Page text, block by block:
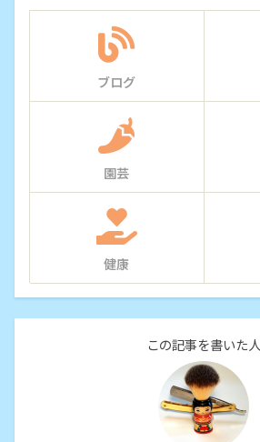
ブログ
園芸
健康
この記事を書いた人